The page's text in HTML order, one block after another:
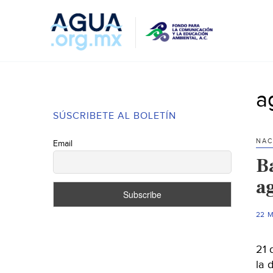
SÚSCRIBETE AL BOLETÍN
Email
22
21
la